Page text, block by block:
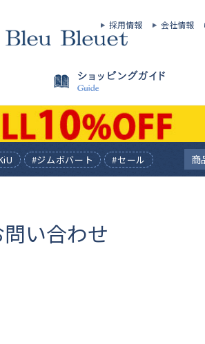
採用情報 会社情報
#ジムボバート #セール
問い合わせ